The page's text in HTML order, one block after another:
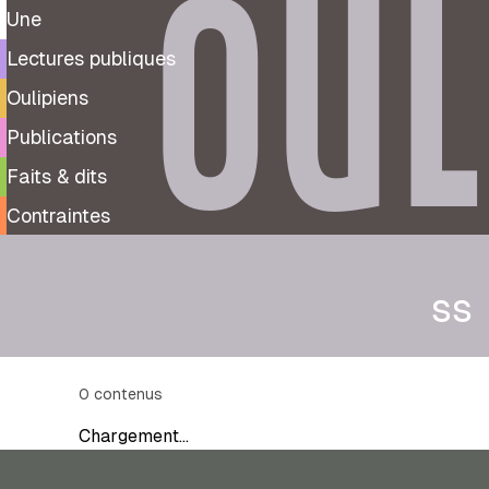
Une
Lectures publiques
Oulipiens
Publications
Faits & dits
Contraintes
ss
0 contenus
Chargement…